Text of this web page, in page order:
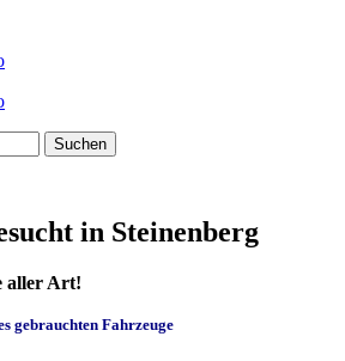
Suchen
in Steinenberg
aller Art!
gebrauchten Fahrzeuge